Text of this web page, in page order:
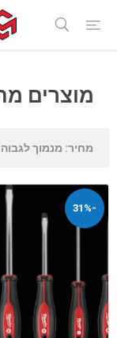
מוצרים
-31%